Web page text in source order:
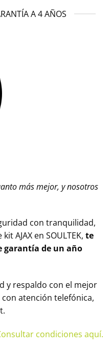
A 4 AÑOS
más mejor, y nosotros
con tranquilidad,
AJAX en SOULTEK, te
garantía de un año
y respaldo con el mejor
con atención telefónica,
condiciones aquí.